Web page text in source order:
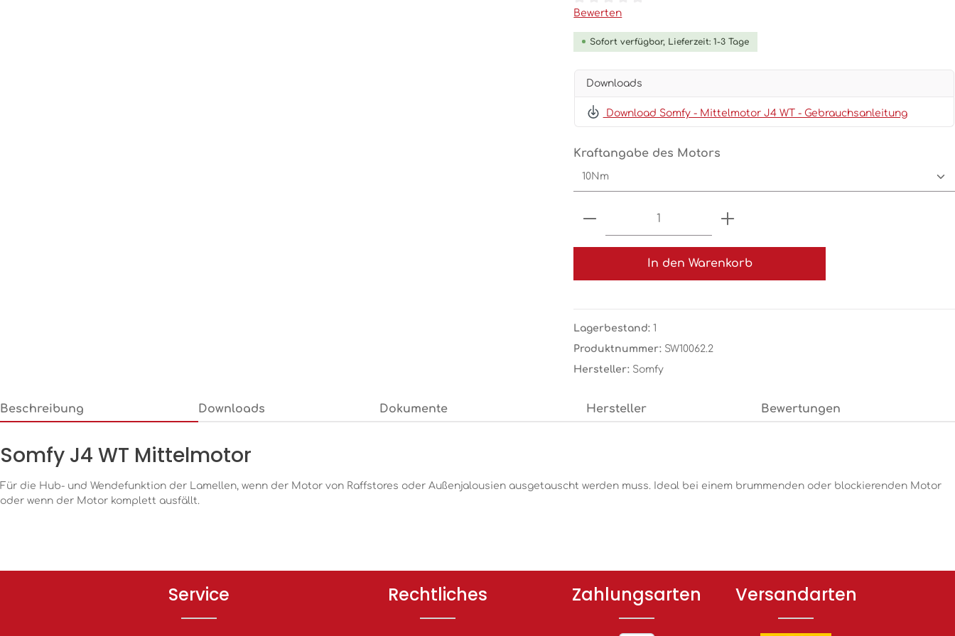
Durchschnittliche Bewertung von 0 von 5 Sternen
Bewerten
Sofort verfügbar, Lieferzeit: 1-3 Tage
Downloads
Download Somfy - Mittelmotor J4 WT - Gebrauchsanleitung
Kraftangabe des Motors
Produkt Anzahl: Gib den gewünschten
In den Warenkorb
Lagerbestand:1
Produktnummer: SW10062.2
Hersteller: Somfy
Beschreibung Downloads Dokumente Hersteller Bewertungen
Somfy J4 WT Mittelmotor
Für die Hub- und Wendefunktion der Lamellen, wenn der Motor von Raffstores oder Außenjalousien ausgetauscht werden muss. Ideal bei einem brummenden oder blockierenden Motor
oder wenn der Motor komplett ausfällt.
Service Rechtliches Zahlungsarten Versandarten